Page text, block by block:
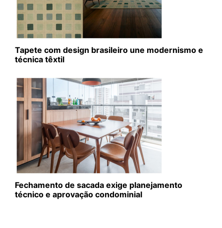
Tapete com design brasileiro une modernismo e
técnica têxtil
Fechamento de sacada exige planejamento
técnico e aprovação condominial